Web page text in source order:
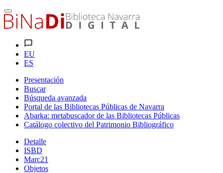
EU
ES
Presentación
Buscar
Búsqueda avanzada
Portal de las Bibliotecas Públicas de Navarra
Abarka: metabuscador de las Bibliotecas Públicas
Catálogo colectivo del Patrimonio Bibliográfico
Detalle
ISBD
Marc21
Objetos